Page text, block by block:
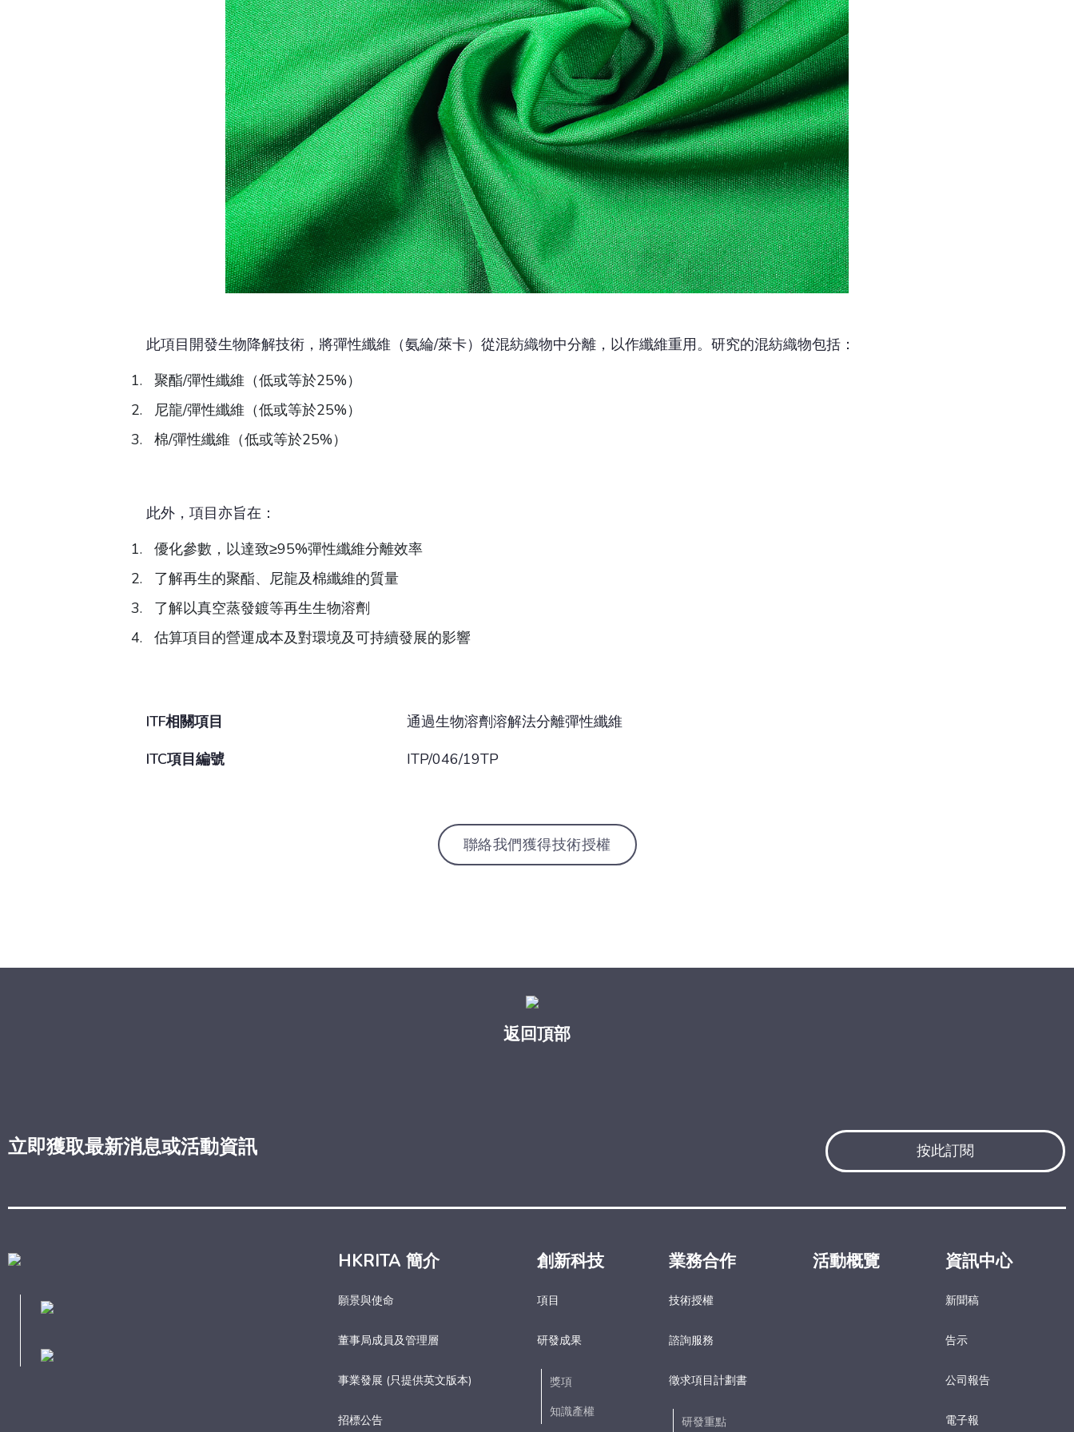
此項目開發生物降解技術，將彈性纖維（氨綸/萊卡）從混紡織物中分離，以作纖維重用。研究的混紡織物包括：
聚酯/彈性纖維（低或等於25%）
尼龍/彈性纖維（低或等於25%）
棉/彈性纖維（低或等於25%）
此外，項目亦旨在：
優化參數，以達致≥95%彈性纖維分離效率
了解再生的聚酯、尼龍及棉纖維的質量
了解以真空蒸發鍍等再生生物溶劑
估算項目的營運成本及對環境及可持續發展的影響
ITF相關項目
通過生物溶劑溶解法分離彈性纖維
ITC項目編號
ITP/046/19TP
聯絡我們獲得技術授權
返回頂部
立即獲取最新消息或活動資訊 按此訂閱
HKRITA 簡介
願景與使命
董事局成員及管理層
事業發展 (只提供英文版本)
招標公告
創新科技
項目
研發成果
獎項
知識產權
業務合作
技術授權
諮詢服務
徵求項目計劃書
研發重點​
活動概覽 資訊中心
新聞稿
告示
公司報告
電子報​